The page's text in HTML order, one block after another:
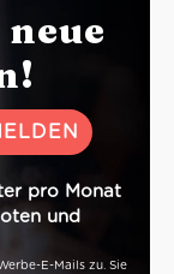
pro Monat
und
E-Mails zu. Sie